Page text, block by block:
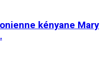
kényane Mary